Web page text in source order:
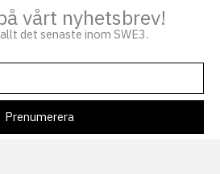
vårt nyhetsbrev!
det senaste inom SWE3.